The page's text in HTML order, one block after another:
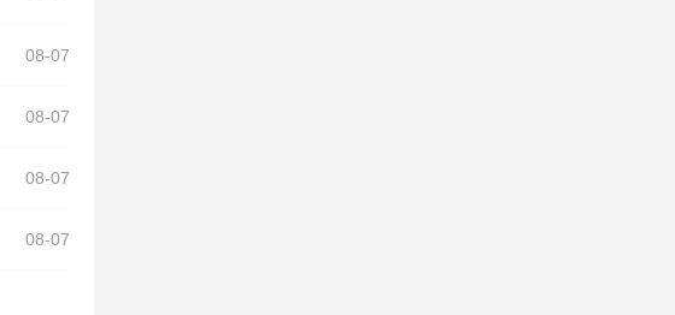
08-07
08-07
08-07
08-07